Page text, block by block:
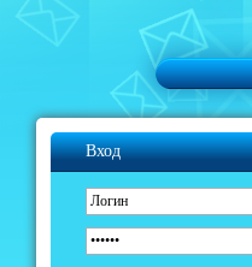
Вход